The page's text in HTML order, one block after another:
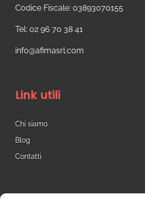
Codice Fiscale: 03893070155
Tel: 02 96 70 38 41
info@afimasrl.com​
Link utili
Chi siamo
Blog
Contatti